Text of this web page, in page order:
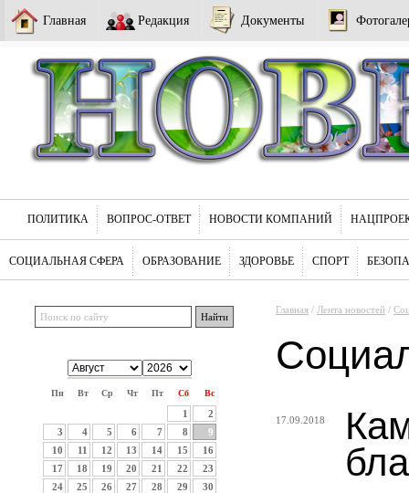
Главная Редакция Документы
ПОЛИТИКА ВОПРОС-ОТВЕТ НОВОСТИ КОМПАНИЙ
СОЦИАЛЬНАЯ СФЕРА ОБРАЗОВАНИЕ ЗДОРОВЬЕ СПОРТ
Пн Вт Ср Чт Пт Сб Вс
1
2
3
4 5 6 7 8
9
10
11 12 13 14 15
16
17
18 19 20 21 22
23
24
25 26 27 28 29
30
Главная / Лента новостей /
17.09.2018